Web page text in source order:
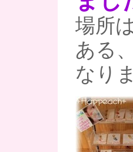
場所
ある
なり